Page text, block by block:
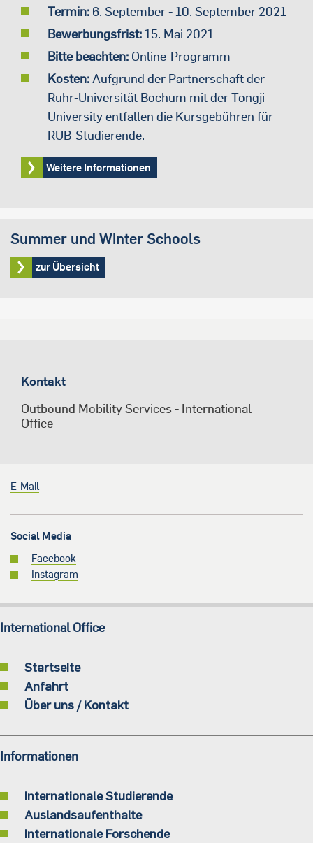
Termin: 6. September - 10. September 2021
Bewerbungsfrist:15. Mai 2021
Bitte beachten: Online-Programm
Kosten:Aufgrund der Partnerschaft der
Ruhr-Universität Bochum mit der Tongji
University entfallen die Kursgebühren für
RUB-Studierende.
Weitere Informationen
Summer und Winter Schools
zur Übersicht
Kontakt
Outbound Mobility Services - International
Office
E-Mail
Social Media
Facebook
Instagram
International Office
Startseite
Anfahrt
Über uns / Kontakt
Informationen
Internationale Studierende
Auslandsaufenthalte
Internationale Forschende